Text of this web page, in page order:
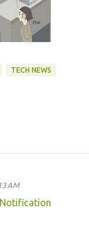
TECH NEWS
AM
Notification